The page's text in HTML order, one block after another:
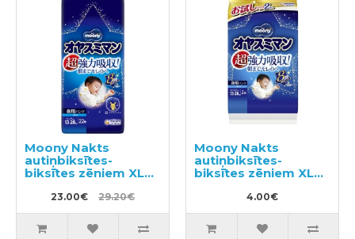
Moony Nakts
autiņbiksītes-
biksītes zēniem XL
23.00€ 29.20€
Moony Nakts
autiņbiksītes-
biksītes zēniem XL
4.00€